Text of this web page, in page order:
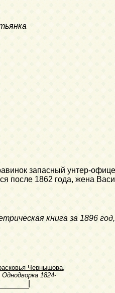
запасный унтер-
после 1862 года, жена
книга за 1896
Чернышова
Однодворка 1824-